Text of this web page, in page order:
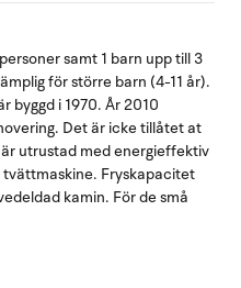
samt 1 barn upp till 3
för större barn (4-11 år).
byggd i 1970. År 2010
Det är icke tillåtet at
utrustad med energieffektiv
Fryskapacitet
kamin. För de små